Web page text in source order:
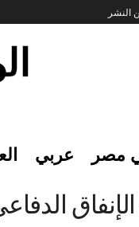
النشر
مصر عربي